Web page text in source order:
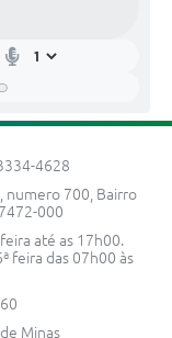
4628
numero 700, Bairro
000
até as 17h00.
feira das 07h00 às
Minas